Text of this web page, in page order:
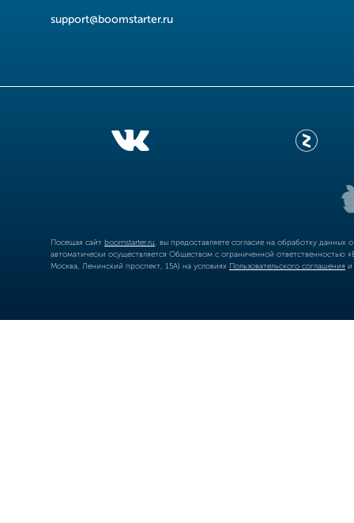
support@boomstarter.ru
Посещая сайт boomstarter.ru , вы предоставляете согласие на обработку
автоматически осуществляется Обществом с ограниченной
Москва, Ленинский проспект, 15А) на условиях Пользовательского соглашения и